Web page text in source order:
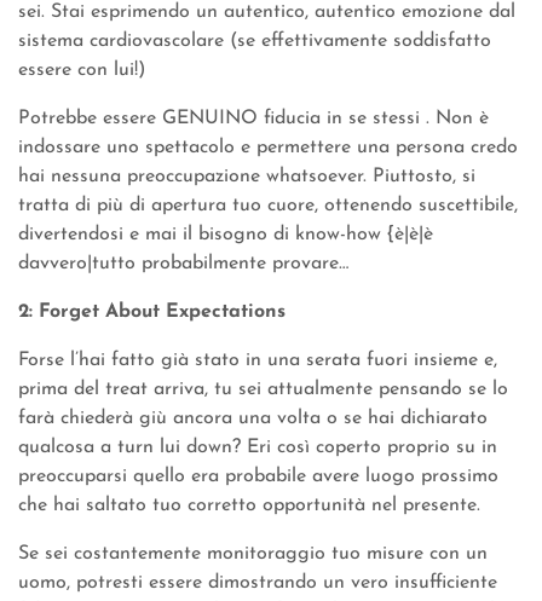
sei. Stai esprimendo un autentico, autentico emozione dal
sistema cardiovascolare (se effettivamente soddisfatto
essere con lui!)
Potrebbe essere GENUINO fiducia in se stessi . Non è
indossare uno spettacolo e permettere una persona credo
hai nessuna preoccupazione whatsoever. Piuttosto, si
tratta di più di apertura tuo cuore, ottenendo suscettibile,
divertendosi e mai il bisogno di know-how {è|è|è
davvero|tutto probabilmente provare…
2: Forget About Expectations
Forse l’hai fatto già stato in una serata fuori insieme e,
prima del treat arriva, tu sei attualmente pensando se lo
farà chiederà giù ancora una volta o se hai dichiarato
qualcosa a turn lui down? Eri così coperto proprio su in
preoccuparsi quello era probabile avere luogo prossimo
che hai saltato tuo corretto opportunità nel presente.
Se sei costantemente monitoraggio tuo misure con un
uomo, potresti essere dimostrando un vero insufficiente